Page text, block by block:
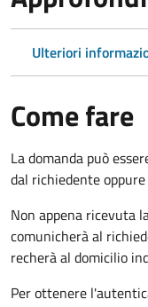
Ulteriori
Come fare
La domanda può
dal richiedente
Non appena ricevuta
comunicherà al
recherà al domicilio
Per ottenere